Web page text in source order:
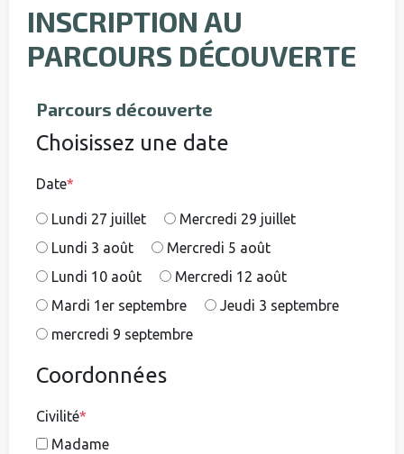
INSCRIPTION AU
PARCOURS DÉCOUVERTE
Parcours découverte
Choisissez une date
Date*
Lundi 27 juillet
Mercredi 29 juillet
Lundi 3 août
Mercredi 5 août
Lundi 10 août
Mercredi 12 août
Mardi 1er septembre
Jeudi 3 septembre
mercredi 9 septembre
Coordonnées
Civilité*
Madame